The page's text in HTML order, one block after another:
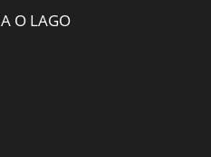
O LAGO